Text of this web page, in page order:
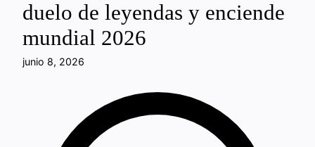
duelo de leyendas y enciende
mundial 2026
junio 8, 2026